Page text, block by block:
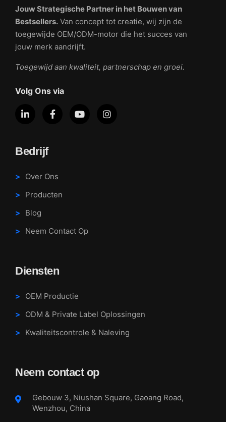
Jouw Strategische Partner in het Bouwen van
Bestsellers. Van concept tot creatie, wij zijn de
toegewijde OEM/ODM-motor die het succes van
jouw merk aandrijft.
Toegewijd aan kwaliteit, partnerschap en groei.
Volg Ons via
Bedrijf
Over Ons
Producten
Blog
Neem Contact Op
Diensten
OEM Productie
ODM & Private Label Oplossingen
Kwaliteitscontrole & Naleving
Neem contact op
Gebouw 3, Niushan Square, Gaoang Road,
Wenzhou, China